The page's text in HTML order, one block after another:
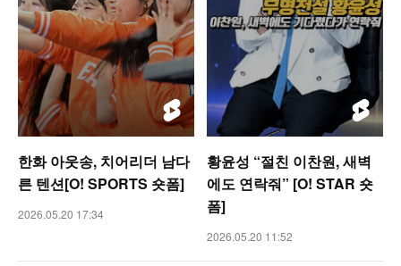
한화 아웃송, 치어리더 남다
른 텐션[O! SPORTS 숏폼]
2026.05.20 17:34
황윤성 “절친 이찬원, 새벽
에도 연락줘” [O! STAR 숏
폼]
2026.05.20 11:52